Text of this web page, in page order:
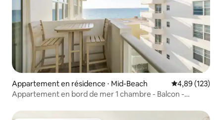
Appartement en résidence ⋅ Mid-Beach Évaluation
4,89 (123)
Appartement en bord de mer 1 chambre - Balcon -